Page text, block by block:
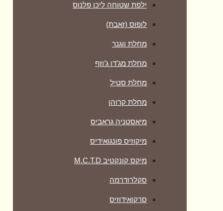
ילפת שטוחה ליכן פלנוס
לופוס (זאבת)
מחלת ווגנר
מחלת מג’דו ג’וזף
מחלת סטיל
מחלת קרוהן
מיאסטניה גראביס
מיקוזיס פונגואידיס
מיקס קונקטיב M.C.T.D
סקלרודרמה
סרקואידוזיס